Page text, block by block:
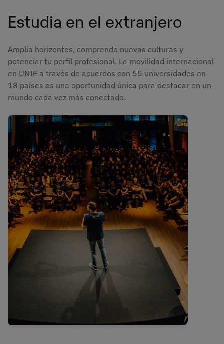
Estudia en el extranjero
Amplia horizontes, comprende nuevas culturas y
potenciar tu perfil profesional. La movilidad internacional
en UNIE a través de acuerdos con 55 universidades en
18 países es una oportunidad única para destacar en un
mundo cada vez más conectado.
Imagen